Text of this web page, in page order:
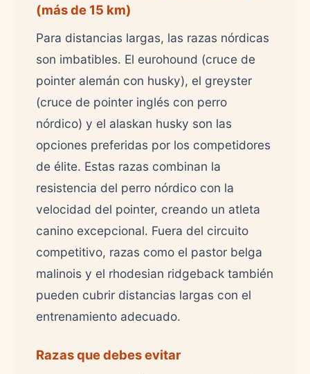
(más de 15 km)
Para distancias largas, las razas nórdicas
son imbatibles. El eurohound (cruce de
pointer alemán con husky), el greyster
(cruce de pointer inglés con perro
nórdico) y el alaskan husky son las
opciones preferidas por los competidores
de élite. Estas razas combinan la
resistencia del perro nórdico con la
velocidad del pointer, creando un atleta
canino excepcional. Fuera del circuito
competitivo, razas como el pastor belga
malinois y el rhodesian ridgeback también
pueden cubrir distancias largas con el
entrenamiento adecuado.
Razas que debes evitar